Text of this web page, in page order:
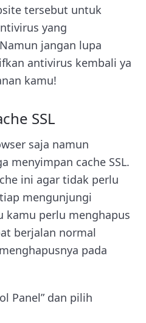
tersebut untuk
yang
jangan lupa
antivirus kembali ya
kamu!
SSL
saja namun
menyimpan cache SSL.
ini agar tidak perlu
mengunjungi
kamu perlu menghapus
berjalan normal
pada
Panel” dan pilih